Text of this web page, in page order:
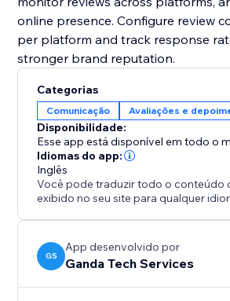
online presence. Configure review
per platform and track response
stronger brand reputation.
Categorias
Comunicação Avaliações e
Disponibilidade:
Esse app está disponível em todo o
Idiomas do app:
Inglês
Você pode traduzir todo o conteúdo
exibido no seu site para qualquer
GS
App desenvolvido por
Ganda Tech Services